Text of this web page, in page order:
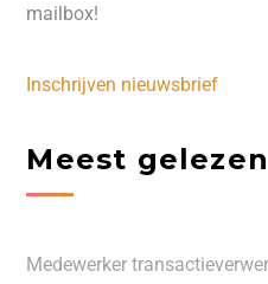
mailbox!
Inschrijven nieuwsbrief
Meest gelezen
Medewerker